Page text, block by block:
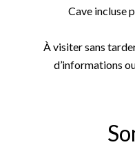
Cave incluse
À visiter sans
d’informations